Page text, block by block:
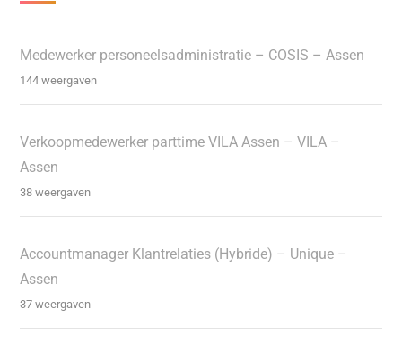
Medewerker personeelsadministratie – COSIS – Assen
144 weergaven
Verkoopmedewerker parttime VILA Assen – VILA –
Assen
38 weergaven
Accountmanager Klantrelaties (Hybride) – Unique –
Assen
37 weergaven